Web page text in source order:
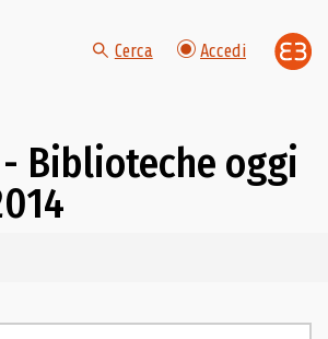
Cerca Accedi
- Biblioteche oggi
del fascicolo